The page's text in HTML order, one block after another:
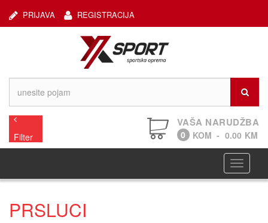
REGISTRACIJA
PRIJAVA
Filter
VAŠA NARUDŽBA
0 KOM - 0.00 KM
PRSLUCI